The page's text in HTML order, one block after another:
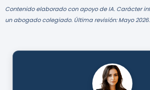
Contenido elaborado con apoyo de IA. Carácter
un abogado colegiado. Última revisión: Mayo 2026.